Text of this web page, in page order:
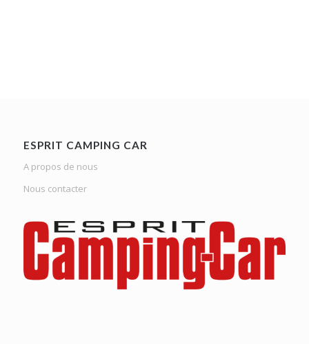
ESPRIT CAMPING CAR
A propos de nous
Nous contacter